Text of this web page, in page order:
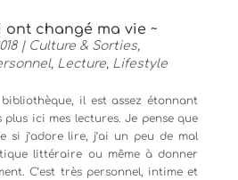
ont changé ma vie ~
| Culture & Sorties,
, Lecture, Lifestyle
il est assez étonnant
ici mes lectures. Je pense que
si j’adore lire, j’ai un peu de mal
littéraire ou même à donner
C’est très personnel, intime et